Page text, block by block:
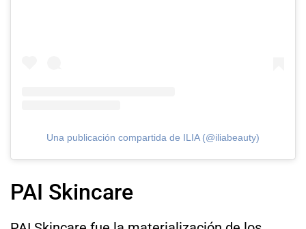
Una publicación compartida de ILIA (@iliabeauty)
PAI Skincare